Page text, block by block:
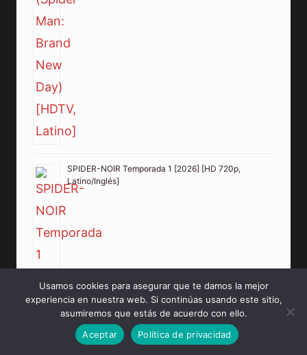
SPIDER-NOIR Temporada 1 [2026] [HD 720p,
Latino/Inglés]
Usamos cookies para asegurar que te damos la mejor
experiencia en nuestra web. Si continúas usando este sitio,
asumiremos que estás de acuerdo con ello.
Aceptar
Política de privacidad